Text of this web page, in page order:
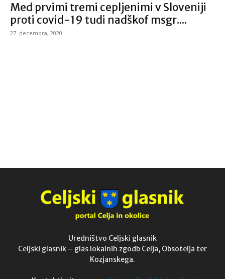
Med prvimi tremi cepljenimi v Sloveniji
proti covid-19 tudi nadškof msgr....
27. decembra, 2020
Uredništvo Celjski glasnik
Celjski glasnik – glas lokalnih zgodb Celja, Obsotelja ter
Kozjanskega.